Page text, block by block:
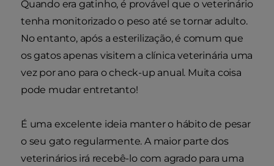
Quando era gatinho, é provável que o veterinário
tenha monitorizado o peso até se tornar adulto.
No entanto, após a esterilização, é comum que
os gatos apenas visitem a clínica veterinária uma
vez por ano para o check-up anual. Muita coisa
pode mudar entretanto!
É uma excelente ideia manter o hábito de pesar
o seu gato regularmente. A maior parte dos
veterinários irá recebê-lo com agrado para uma